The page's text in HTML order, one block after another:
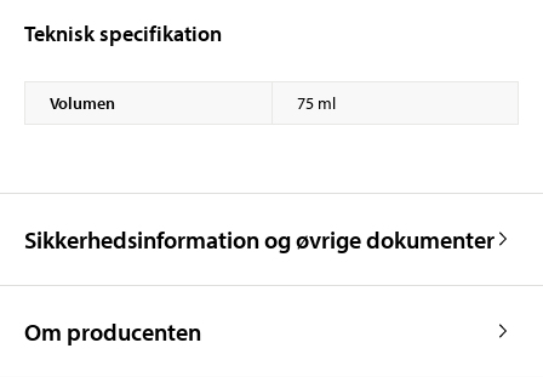
Teknisk specifikation
Volumen 75 ml
Sikkerhedsinformation og øvrige dokumenter
Om producenten